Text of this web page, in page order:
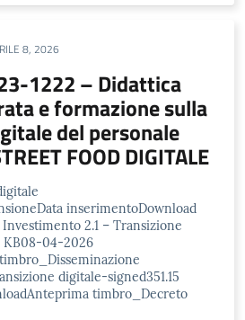
8, 2026
1222 – Didattica
e formazione sulla
del personale
FOOD DIGITALE
inserimentoDownload
2.1 – Transizione
KB08-04-2026
digitale-signed351.15
timbro_Decreto